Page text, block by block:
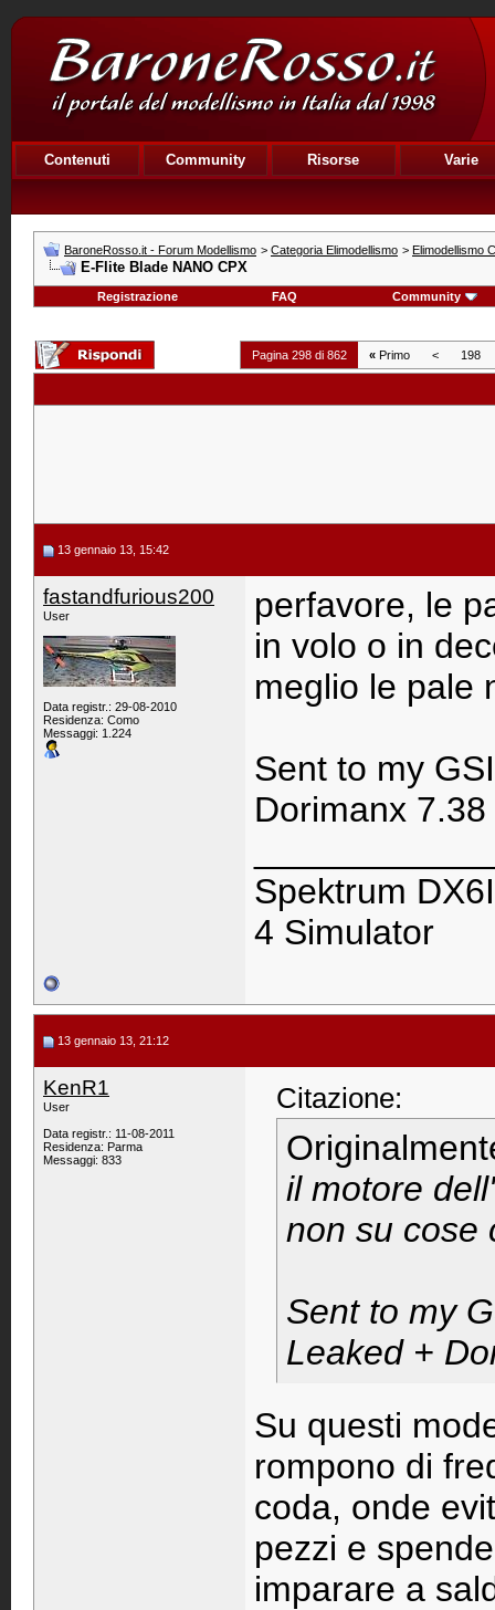
Contenuti Community Risorse Varie
BaroneRosso.it - Forum Modellismo > Categoria Elimodellismo > Elimodellismo
E-Flite Blade NANO CPX
Registrazione FAQ Community
Pagina 298 di 862 « Primo < 198
13 gennaio 13, 15:42
fastandfurious200
User
Data registr.: 29-08-2010
Residenza: Como
Messaggi: 1.224
perfavore, le
in volo o in
meglio le pale
Sent to my
Dorimanx
Spektrum
4 Simulator
13 gennaio 13, 21:12
KenR1
User
Data registr.: 11-08-2011
Residenza: Parma
Messaggi: 833
Citazione:
il motore
non su cose
Sent to my
Leaked +
Su questi
rompono di
coda, onde
pezzi e
imparare a